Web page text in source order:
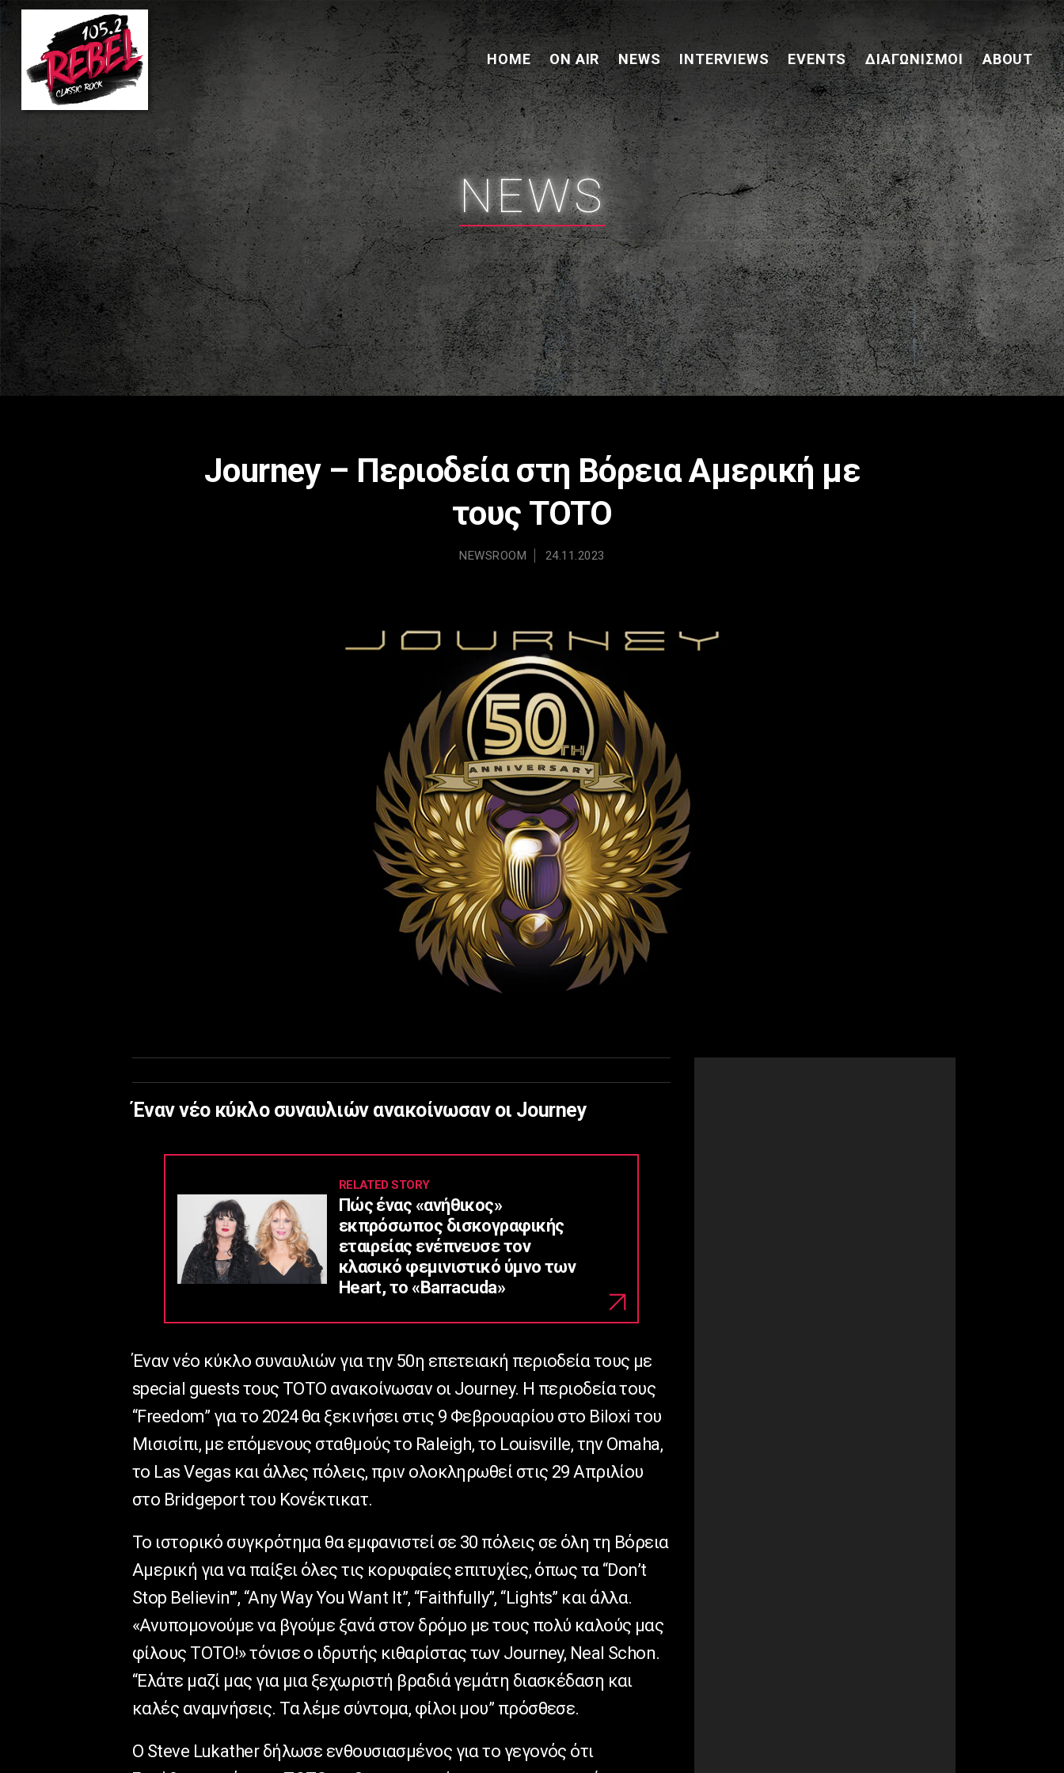
HOME ON AIR NEWS INTERVIEWS EVENTS ΔΙΑΓΩΝΙΣΜΟΊ ABOUT
NEWS
Journey – Περιοδεία στη Βόρεια Αμερική με
τους TOTO
NEWSROOM 24.11.2023
Έναν νέο κύκλο συναυλιών ανακοίνωσαν οι Journey
RELATED STORY
Πώς ένας «ανήθικος»
εκπρόσωπος δισκογραφικής
εταιρείας ενέπνευσε τον
κλασικό φεμινιστικό ύμνο των
Heart, το «Barracuda»
Έναν νέο κύκλο συναυλιών για την 50η επετειακή περιοδεία τους με
special guests τους TOTO ανακοίνωσαν οι Journey. H περιοδεία τους
“Freedom” για το 2024 θα ξεκινήσει στις 9 Φεβρουαρίου στο Biloxi του
Μισισίπι, με επόμενους σταθμούς το Raleigh, το Louisville, την Omaha,
το Las Vegas και άλλες πόλεις, πριν ολοκληρωθεί στις 29 Απριλίου
στο Bridgeport του Κονέκτικατ.
Το ιστορικό συγκρότημα θα εμφανιστεί σε 30 πόλεις σε όλη τη Βόρεια
Αμερική για να παίξει όλες τις κορυφαίες επιτυχίες, όπως τα “Don’t
Stop Believin'”, “Any Way You Want It”, “Faithfully”, “Lights” και άλλα.
«Ανυπομονούμε να βγούμε ξανά στον δρόμο με τους πολύ καλούς μας
φίλους ΤΟΤΟ!» τόνισε ο ιδρυτής κιθαρίστας των Journey, Neal Schon.
“Ελάτε μαζί μας για μια ξεχωριστή βραδιά γεμάτη διασκέδαση και
καλές αναμνήσεις. Τα λέμε σύντομα, φίλοι μου” πρόσθεσε.
Ο Steve Lukather δήλωσε ενθουσιασμένος για το γεγονός ότι